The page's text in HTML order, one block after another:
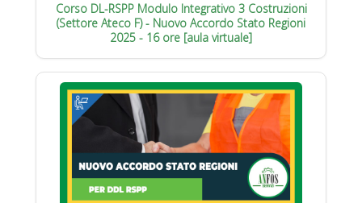
Corso DL-RSPP Modulo Integrativo 3 Costruzioni
(Settore Ateco F) - Nuovo Accordo Stato Regioni
2025 - 16 ore [aula virtuale]